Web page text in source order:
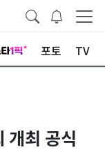
포토 TV
개최 공식